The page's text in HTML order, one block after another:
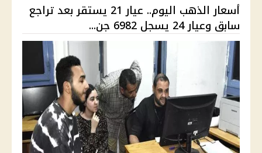
أسعار الذهب اليوم.. عيار 21 يستقر بعد تراجع
سابق وعيار 24 يسجل 6982 جن...